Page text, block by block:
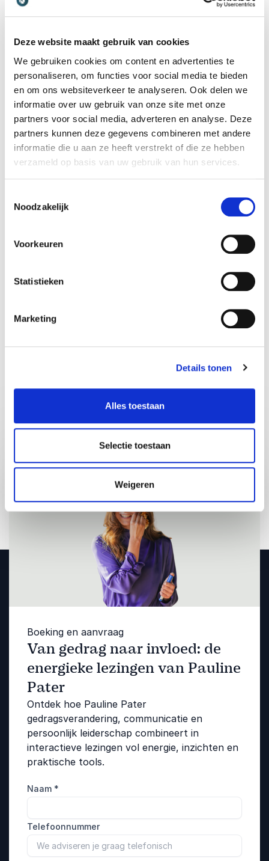
Deze website maakt gebruik van cookies
We gebruiken cookies om content en advertenties te
personaliseren, om functies voor social media te bieden
en om ons websiteverkeer te analyseren. Ook delen we
informatie over uw gebruik van onze site met onze
partners voor social media, adverteren en analyse. Deze
partners kunnen deze gegevens combineren met andere
informatie die u aan ze heeft verstrekt of die ze hebben
verzameld op basis van uw gebruik van hun services.
Noodzakelijk
Voorkeuren
Statistieken
Marketing
Details tonen
Alles toestaan
Selectie toestaan
Weigeren
Waarom kiezen zoveel organisaties
Omdat ze allesbehalve theoretisch is. Pauline
leeft wat ze leert. Ze is zichtbaar, scherp, en durft
te benoemen wat nodig is. Maar altijd met
warmte en humor. Ze verbindt, verrast en
activeert. Geen standaardpraatje, maar een
ervaring die blijft hangen.
Boek Pauline Pater bij Athenas
energie, inzicht en impact naar elke zaal. Met haar
persoonlijke kracht weet ze ieder publiek te raken
Vraag vrijblijvend info aan voor Pauline Pater
Vraag vrijblijvend info aan voor
Pauline Pater
Boeking en aanvraag
Van gedrag naar invloed: de
energieke lezingen van Pauline
Pater
Ontdek hoe Pauline Pater
gedragsverandering, communicatie en
persoonlijk leiderschap combineert in
interactieve lezingen vol energie, inzichten en
praktische tools.
Naam *
Telefoonnummer